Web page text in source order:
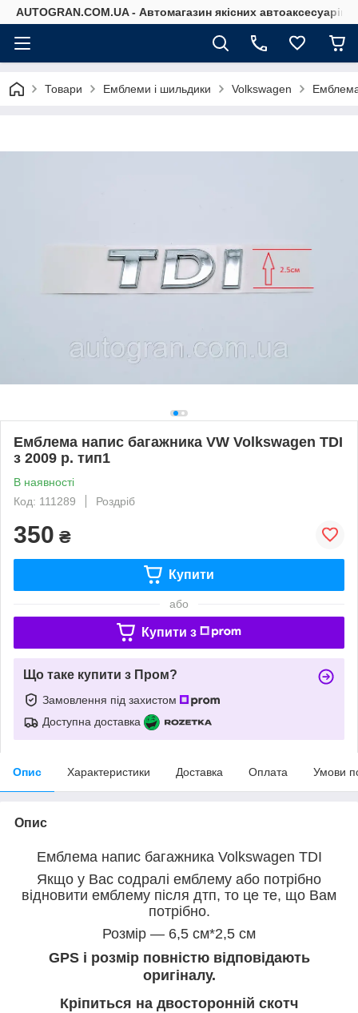
AUTOGRAN.COM.UA - Автомагазин якісних автоаксесуарів
Товари Емблеми і шильдики Volkswagen
Емблема напис багажника VW Volkswagen TDI
з 2009 р. тип1
В наявності
Код: 111289
Роздріб
350 ₴
Купити
або
Купити з
Що таке купити з Пром?
Замовлення під захистом
Доступна доставка
Опис Характеристики Доставка Оплата Умови
Опис
Емблема напис багажника Volkswagen TDI
Якщо у Вас содралі емблему або потрібно
відновити емблему після дтп, то це те, що Вам
потрібно.
Розмір — 6,5 см*2,5 см
GPS і розмір повністю відповідають
оригіналу.
Кріпиться на двосторонній скотч